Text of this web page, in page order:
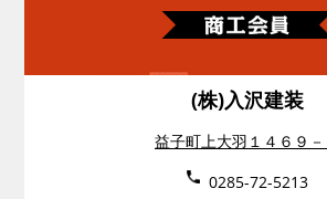
(株)入沢建装
益子町上大羽１４６９－
0285-72-5213